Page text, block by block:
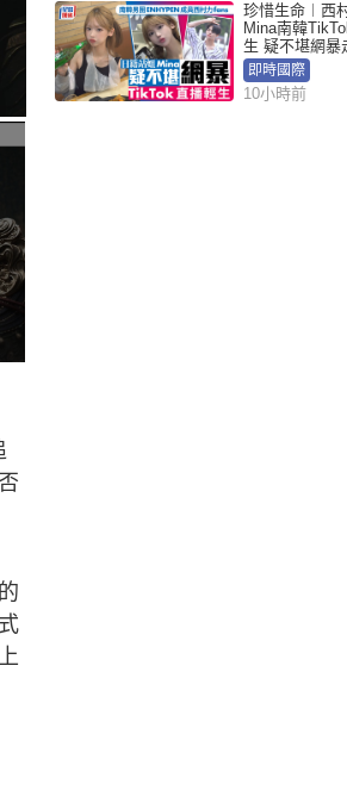
珍惜生命︱西
Mina南韓
生 疑不堪網
即時國際
10小時前